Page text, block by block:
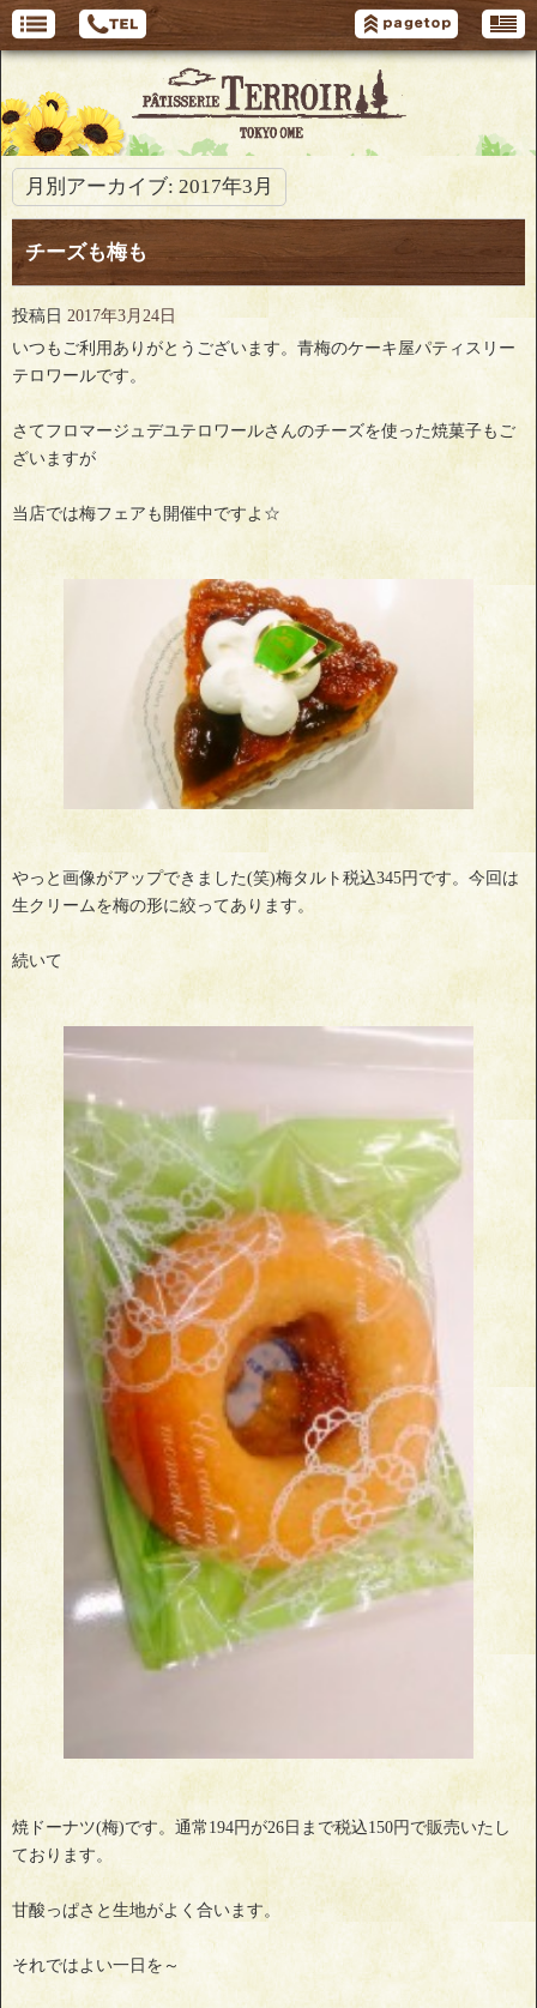
月別アーカイブ: 2017年3月
チーズも梅も
投稿日 2017年3月24日
いつもご利用ありがとうございます。青梅のケーキ屋パティスリー
テロワールです。
さてフロマージュデユテロワールさんのチーズを使った焼菓子もご
ざいますが
当店では梅フェアも開催中ですよ☆
やっと画像がアップできました(笑)梅タルト税込345円です。今回は
生クリームを梅の形に絞ってあります。
続いて
焼ドーナツ(梅)です。通常194円が26日まで税込150円で販売いたし
ております。
甘酸っぱさと生地がよく合います。
それではよい一日を～